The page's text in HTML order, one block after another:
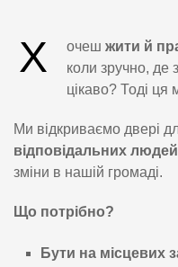
Х очеш жити й
коли зручно, де
цікаво? Тоді
Ми відкриваємо двері
відповідальних людей
зміни в нашій громаді.
Що потрібно?
Бути на місцевих